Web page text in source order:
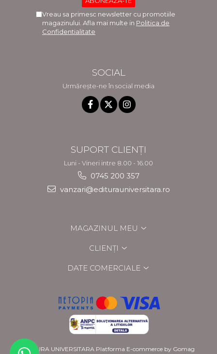
Vreau sa primesc newsletter cu promotiile
magazinului. Afla mai multe in Politica de
Confidentialitate
SOCIAL
Urmărește-ne în social media
SUPORT CLIENȚI
Luni - Vineri intre 8.00 - 16.00
0745 200 357
vanzari@editurauniversitara.ro
MAGAZINUL MEU
CLIENȚI
DATE COMERCIALE
EDITURA UNIVERSITARA Platforma E-commerce by Gomag